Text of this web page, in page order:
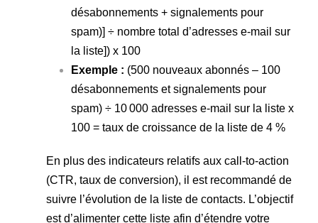
désabonnements + signalements pour
spam)] ÷ nombre total d’adresses e-mail sur
la liste]) x 100
Exemple : (500 nouveaux abonnés – 100
désabonnements et signalements pour
spam) ÷ 10 000 adresses e-mail sur la liste x
100 = taux de croissance de la liste de 4 %
En plus des indicateurs relatifs aux call-to-action
(CTR, taux de conversion), il est recommandé de
suivre l’évolution de la liste de contacts. L’objectif
est d’alimenter cette liste afin d’étendre votre